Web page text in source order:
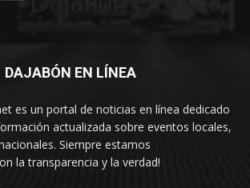
DAJABÓN EN LÍNEA
es un portal de noticias en línea dedicado
actualizada sobre eventos locales,
Siempre estamos
la transparencia y la verdad!